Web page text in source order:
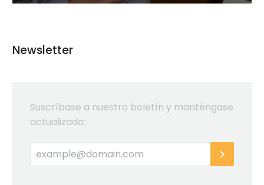
Newsletter
Suscríbase a nuestro boletín y manténgase
actualizado: